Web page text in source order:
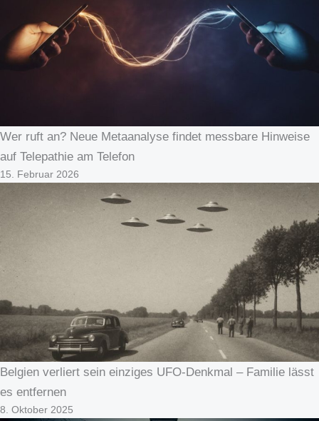
Wer ruft an? Neue Metaanalyse findet messbare Hinweise
auf Telepathie am Telefon
15. Februar 2026
Belgien verliert sein einziges UFO‑Denkmal – Familie lässt
es entfernen
8. Oktober 2025